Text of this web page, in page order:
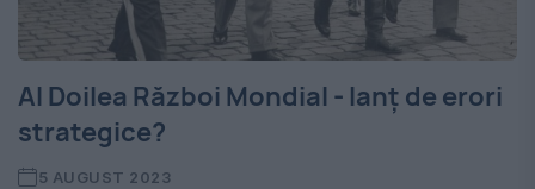
Al Doilea Război Mondial - lanț de erori
strategice?
5 AUGUST 2023